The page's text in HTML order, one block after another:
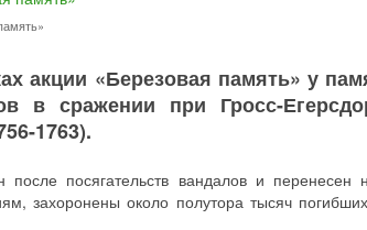
акции «Березовая память» у
в сражении при Гросс-
1763).
посягательств вандалов и перенесен
захоронены около полутора тысяч